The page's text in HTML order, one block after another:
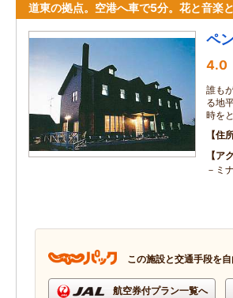
道東の拠点。空港へ車で5分。花と音楽
ペ
4.0
誰も
る地
時を
住
ア
－ミ
この施設と交通手段を
航空券付プラン一覧へ